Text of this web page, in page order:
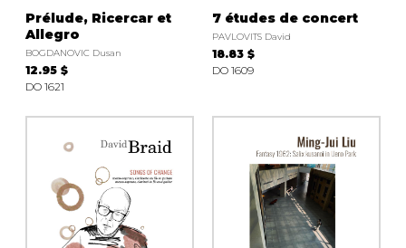
Prélude, Ricercar et
Allegro
BOGDANOVIC Dusan
12.95 $
DO 1621
7 études de concert
PAVLOVITS David
18.83 $
DO 1609